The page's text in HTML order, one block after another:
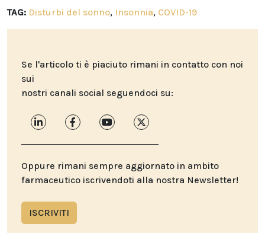
TAG: Disturbi del sonno, Insonnia, COVID-19
Se l'articolo ti è piaciuto rimani in contatto con noi
sui
nostri canali social seguendoci su:
Oppure rimani sempre aggiornato in ambito
farmaceutico iscrivendoti alla nostra Newsletter!
ISCRIVITI